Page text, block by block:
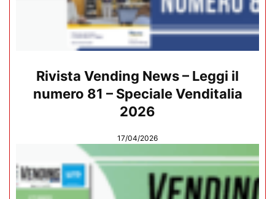
Rivista Vending News – Leggi il
numero 81 – Speciale Venditalia
2026
17/04/2026